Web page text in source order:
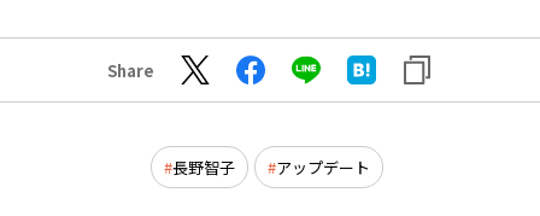
Share
長野智子 アップデート